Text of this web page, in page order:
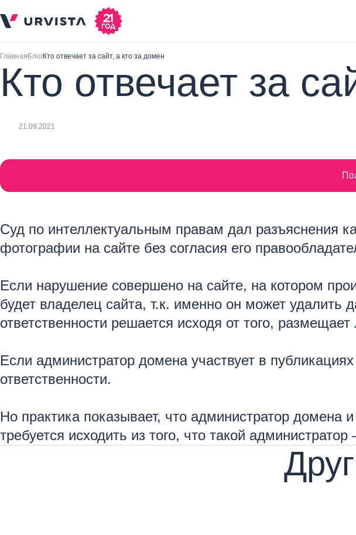
ГлавнаяБлогКто отвечает за сайт, а кто за домен
Кто отвечает за
21.09.2021
Суд по интеллектуальным правам дал разъяснения
фотографии на сайте без согласия его
Если нарушение совершено на сайте, на котором
будет владелец сайта, т.к. именно он может
ответственности решается исходя от того,
Если администратор домена участвует в
ответственности.
Но практика показывает, что администратор
требуется исходить из того, что такой